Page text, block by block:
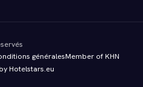
généralesMember of KHN
Hotelstars.eu